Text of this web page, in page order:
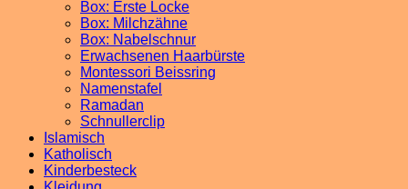
Box: Erste Locke
Box: Milchzähne
Box: Nabelschnur
Erwachsenen Haarbürste
Montessori Beissring
Namenstafel
Ramadan
Schnullerclip
Islamisch
Katholisch
Kinderbesteck